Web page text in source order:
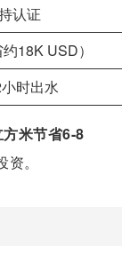
认证
18K USD）
时出水
米节省6-8
。